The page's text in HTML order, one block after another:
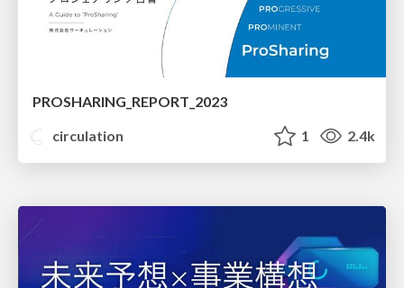
PROSHARING_REPORT_2023
circulation
1 2.4k